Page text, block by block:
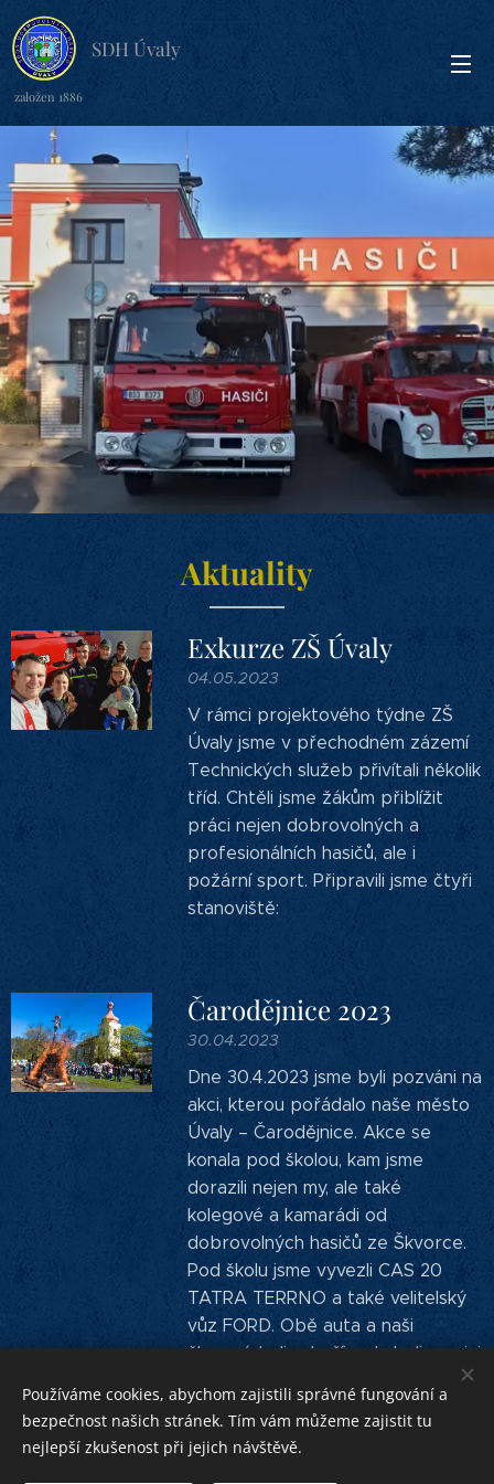
SDH Úvaly
založen 1886
Aktuality
Exkurze ZŠ Úvaly
04.05.2023
V rámci projektového týdne ZŠ
Úvaly jsme v přechodném zázemí
Technických služeb přivítali několik
tříd. Chtěli jsme žákům přiblížit
práci nejen dobrovolných a
profesionálních hasičů, ale i
požární sport. Připravili jsme čtyři
stanoviště:
Čarodějnice 2023
30.04.2023
Dne 30.4.2023 jsme byli pozváni na
akci, kterou pořádalo naše město
Úvaly – Čarodějnice. Akce se
konala pod školou, kam jsme
dorazili nejen my, ale také
kolegové a kamarádi od
dobrovolných hasičů ze Škvorce.
Pod školu jsme vyvezli CAS 20
TATRA TERRNO a také velitelský
vůz FORD. Obě auta a naši
členové byli od příjezdu k dispozici
Novější články
Používáme cookies, abychom zajistili správné fungování a
bezpečnost našich stránek. Tím vám můžeme zajistit tu
nejlepší zkušenost při jejich návštěvě.